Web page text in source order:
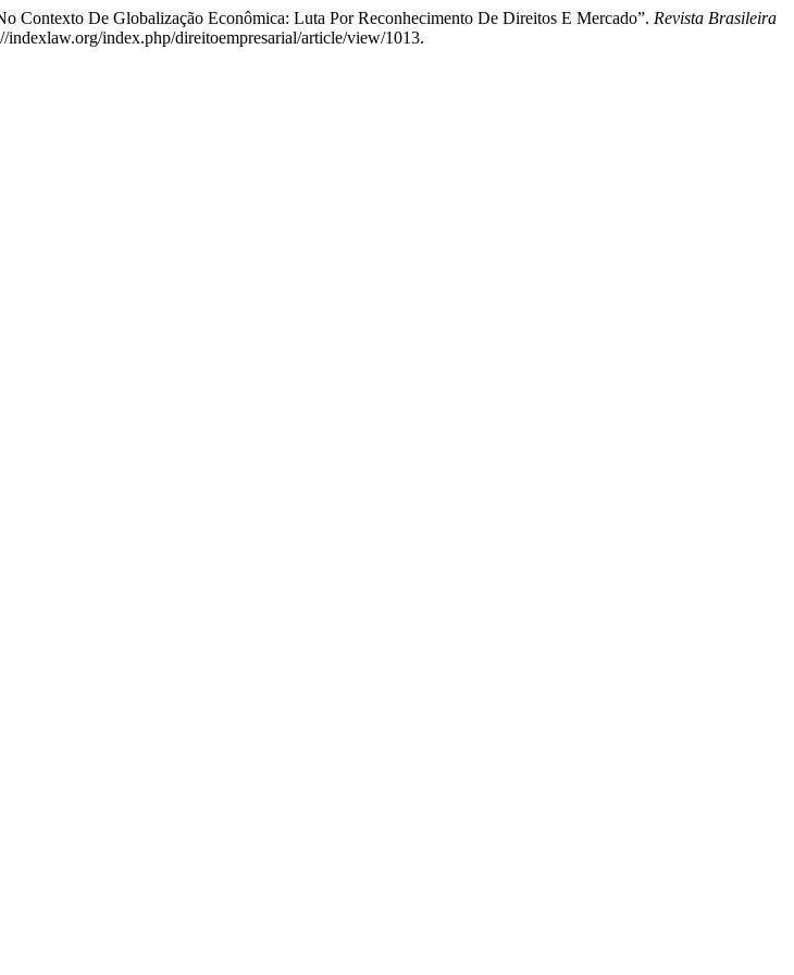
Contexto De Globalização Econômica: Luta Por Reconhecimento De Direitos E Mercado”. Revista Brasileira
index.php/direitoempresarial/article/view/1013.